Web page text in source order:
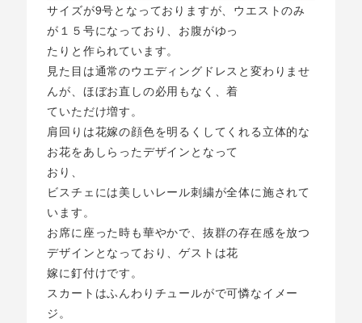
サイズが9号となっておりますが、ウエストのみ
が１５号になっており、お腹がゆっ
たりと作られています。
見た目は通常のウエディングドレスと変わりませ
んが、ほぼお直しの必用もなく、着
ていただけ増す。
肩回りは花嫁の顔色を明るくしてくれる立体的な
お花をあしらったデザインとなって
おり、
ビスチェには美しいレール刺繍が全体に施されて
います。
お席に座った時も華やかで、抜群の存在感を放つ
デザインとなっており、ゲストは花
嫁に釘付けです。
スカートはふんわりチュールがで可憐なイメー
ジ。